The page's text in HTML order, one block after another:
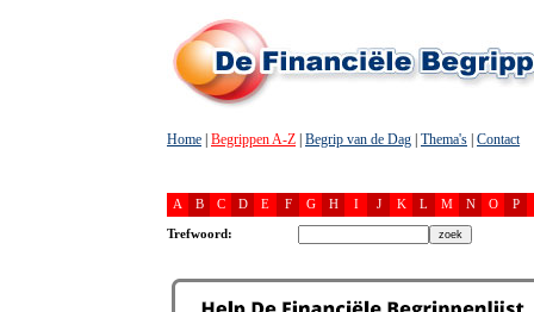
Home Begrippen A-Z Begrip van de Dag Thema's Contact
A B C D E F G H I J K L M N O P
Trefwoord: